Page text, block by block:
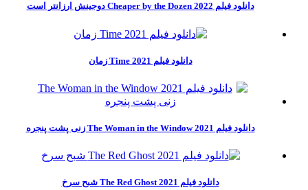
دانلود فیلم Cheaper by the Dozen 2022 دوجینش ارزانتر است
دانلود فیلم Time 2021 زمان
دانلود فیلم The Woman in the Window 2021 زنی پشت پنجره
دانلود فیلم The Red Ghost 2021 شبح سرخ